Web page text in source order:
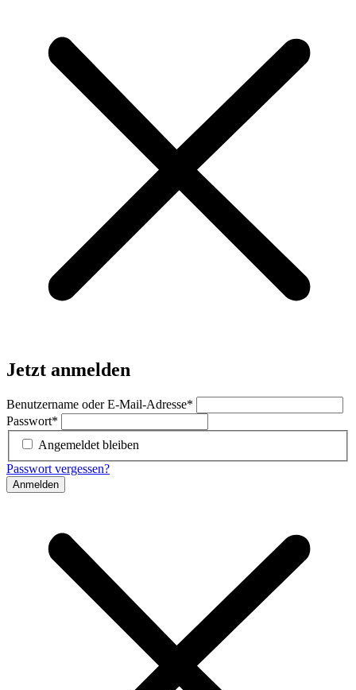
Jetzt anmelden
Benutzername oder E-Mail-Adresse*
Passwort*
Angemeldet bleiben
Passwort vergessen?
Anmelden